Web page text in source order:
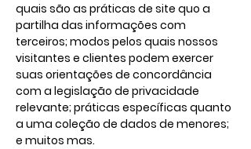
quais são as práticas de site quo a
partilha das informações com
terceiros; modos pelos quais nossos
visitantes e clientes podem exercer
suas orientações de concordância
com a legislação de privacidade
relevante; práticas específicas quanto
a uma coleção de dados de menores;
e muitos mas.